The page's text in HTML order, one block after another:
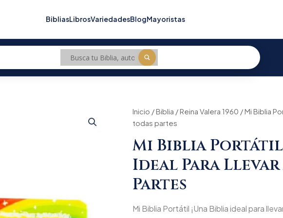
BibliasLibrosVariedadesBlogMayoristas
Inicio /Biblia /Reina Valera 1960 / Mi Biblia
todas partes
Mi Biblia Portátil
Ideal Para Llevar
Partes
Mi Biblia Portátil ¡Una Biblia ideal para
Mi
Biblia
Portátil
¡Una
Biblia
ideal
para
llevar
a
partes